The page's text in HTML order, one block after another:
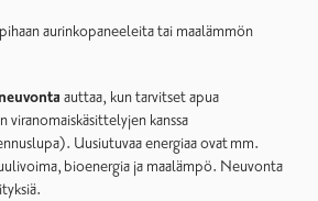
aurinkopaneeleita tai maalämmön
auttaa, kun tarvitset apua
kanssa
Uusiutuvaa energiaa ovat mm.
bioenergia ja maalämpö. Neuvonta